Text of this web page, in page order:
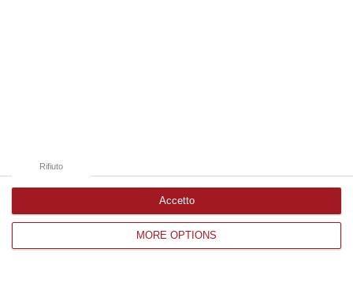
MORE OPTIONS
Rifiuto
Accetto
Corriere delle Calabria è una testata giornalistica di News&Com S.r.l